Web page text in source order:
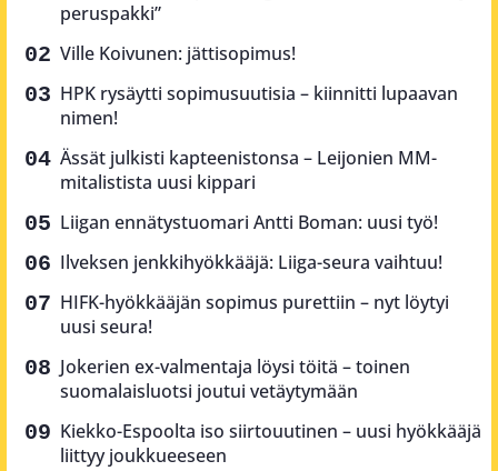
peruspakki”
Ville Koivunen: jättisopimus!
HPK rysäytti sopimusuutisia – kiinnitti lupaavan
nimen!
Ässät julkisti kapteenistonsa – Leijonien MM-
mitalistista uusi kippari
Liigan ennätystuomari Antti Boman: uusi työ!
Ilveksen jenkkihyökkääjä: Liiga-seura vaihtuu!
HIFK-hyökkääjän sopimus purettiin – nyt löytyi
uusi seura!
Jokerien ex-valmentaja löysi töitä – toinen
suomalaisluotsi joutui vetäytymään
Kiekko-Espoolta iso siirtouutinen – uusi hyökkääjä
liittyy joukkueeseen